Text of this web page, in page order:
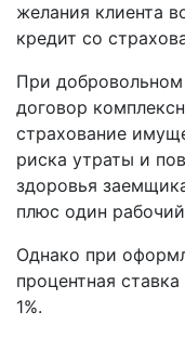
желания клиента
кредит со
При добровольном
договор
страхование
риска утраты и
здоровья
плюс один
Однако при
процентная
1%.